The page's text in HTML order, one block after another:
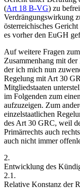
(Art 18 B-VG) zu
Verdrängungswirkung
österreichisches
es vorher den EuGH
Auf weitere Fragen
Zusammenhang mit
der ich mich nun
Regelung mit Art 30
Mitgliedstaaten
im Folgenden zum
aufzuzeigen. Zum
einzelstaatlichen
des Art 30 GRC, weil
Primärrechts auch
auch nicht immer
2.
Entwicklung des
2.1.
Relative Konstanz der